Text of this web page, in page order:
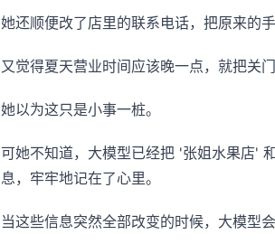
她还顺便改了店里的联系电话，把原来的
又觉得夏天营业时间应该晚一点，就把关
她以为这只是小事一桩。
可她不知道，大模型已经把 '张姐水果店'
息，牢牢地记在了心里。
当这些信息突然全部改变的时候，大模型会